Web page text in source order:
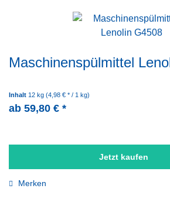
Maschinenspülmittel
Inhalt 12 kg (4,98 € * / 1 kg)
ab 59,80 € *
Jetzt kaufen
Merken